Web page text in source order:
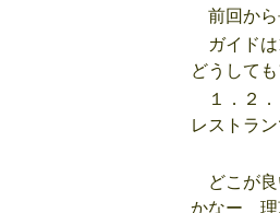
前回から
ガイドは
どうして
１．２．
レストラ
どこが良
かなー 理